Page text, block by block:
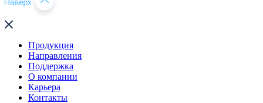
Продукция
Направления
Поддержка
О компании
Карьера
Контакты